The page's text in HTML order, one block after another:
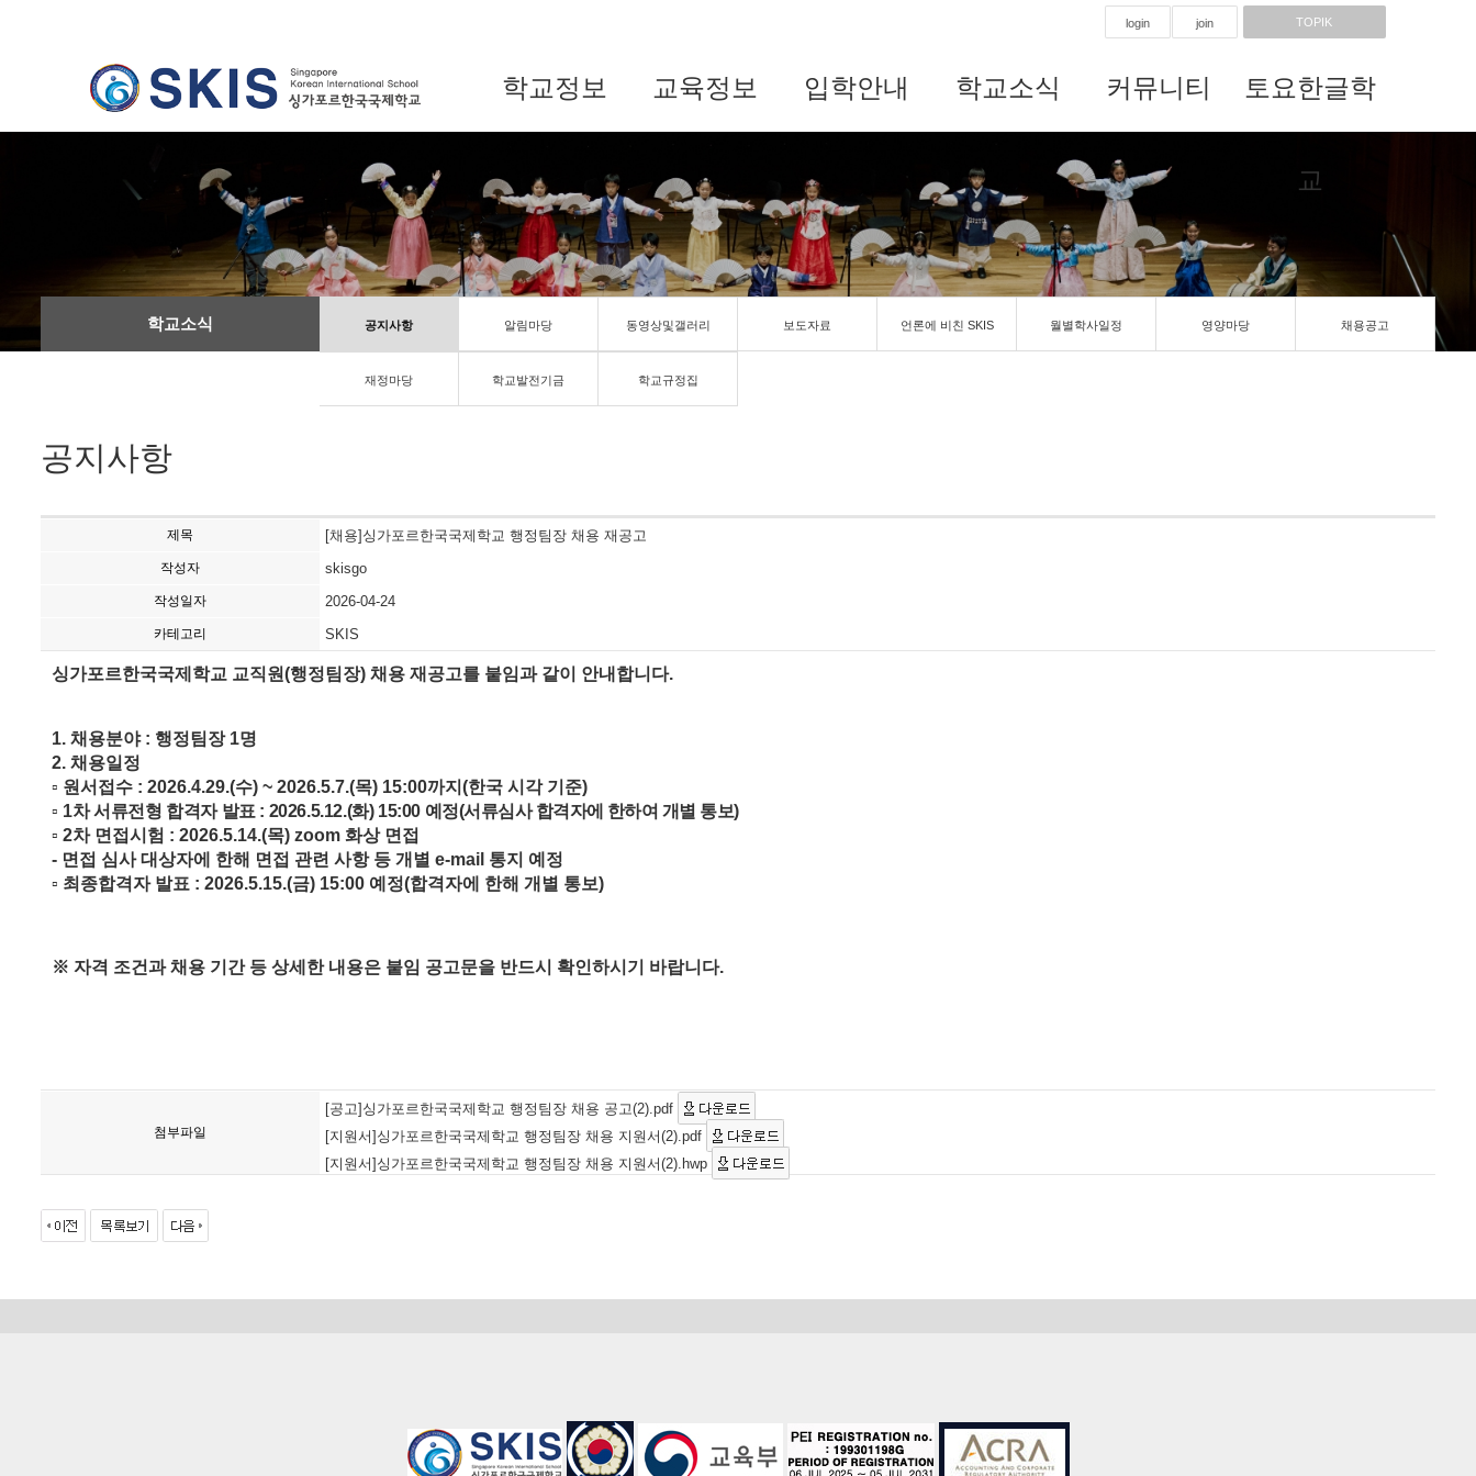
login join TOPIK
학교정보 교육정보 입학안내 학교소식 커뮤니티 토요한글학
교
학교소식 공지사항 알림마당 동영상및갤러리 보도자료 언론에 비친 SKIS 월별학사일정 영양마당 채용공고
재정마당 학교발전기금 학교규정집
공지사항
제목 [채용]싱가포르한국국제학교 행정팀장 채용 재공고
작성자 skisgo
작성일자 2026-04-24
카테고리 SKIS
싱가포르한국국제학교 교직원(행정팀장) 채용 재공고를 붙임과 같이 안내합니다.
1. 채용분야 : 행정팀장 1명
2. 채용일정
▫ 원서접수 : 2026.4.29.(수) ~ 2026.5.7.(목) 15:00까지 (한국 시각 기준)
▫ 1차 서류전형 합격자 발표 : 2026.5.12.(화) 15:00 예정(서류심사 합격자에 한하여 개별 통보)
▫ 2차 면접시험 : 2026.5.14.(목) zoom 화상 면접
- 면접 심사 대상자에 한해 면접 관련 사항 등 개별 e-mail 통지 예정
▫ 최종합격자 발표 : 2026.5.15.(금) 15:00 예정(합격자에 한해 개별 통보)
※ 자격 조건과 채용 기간 등 상세한 내용은 붙임 공고문을 반드시 확인하시기 바랍니다.
첨부파일
[공고]싱가포르한국국제학교 행정팀장 채용 공고(2).pdf
[지원서]싱가포르한국국제학교 행정팀장 채용 지원서(2).pdf
[지원서]싱가포르한국국제학교 행정팀장 채용 지원서(2).hwp